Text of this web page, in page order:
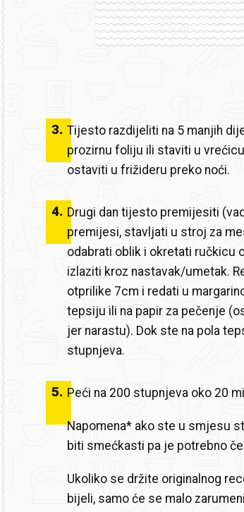
3. Tijesto razdijeliti na 5 manjih
prozirnu foliju ili staviti u
ostaviti u frižideru preko noći.
4. Drugi dan tijesto premijesiti
premijesi, stavljati u stroj za
odabrati oblik i okretati ručkicu
izlaziti kroz nastavak/umetak.
otprilike 7cm i redati u
tepsiju ili na papir za pečenje
jer narastu). Dok ste na pola
stupnjeva.
5. Peći na 200 stupnjeva oko 20
Napomena* ako ste u smjesu
biti smećkasti pa je potrebno
Ukoliko se držite originalnog
bijeli, samo će se malo